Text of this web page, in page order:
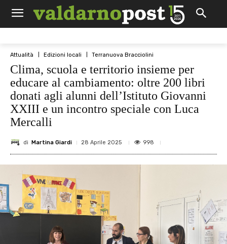
Attualità Edizioni locali Terranuova Bracciolini
Clima, scuola e territorio insieme per
educare al cambiamento: oltre 200 libri
donati agli alunni dell’Istituto Giovanni
XXIII e un incontro speciale con Luca
Mercalli
di Martina Giardi 28 Aprile 2025 998